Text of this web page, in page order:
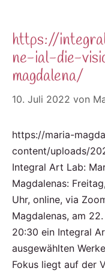
https://
ne-ial-die-
magdalena/
10. Juli 2022 von
https://maria-
content/uploads/
Integral Art Lab:
Magdalenas:
Uhr, online, via
Magdalenas, am
20:30 ein Integral
ausgewählten
Fokus liegt auf der